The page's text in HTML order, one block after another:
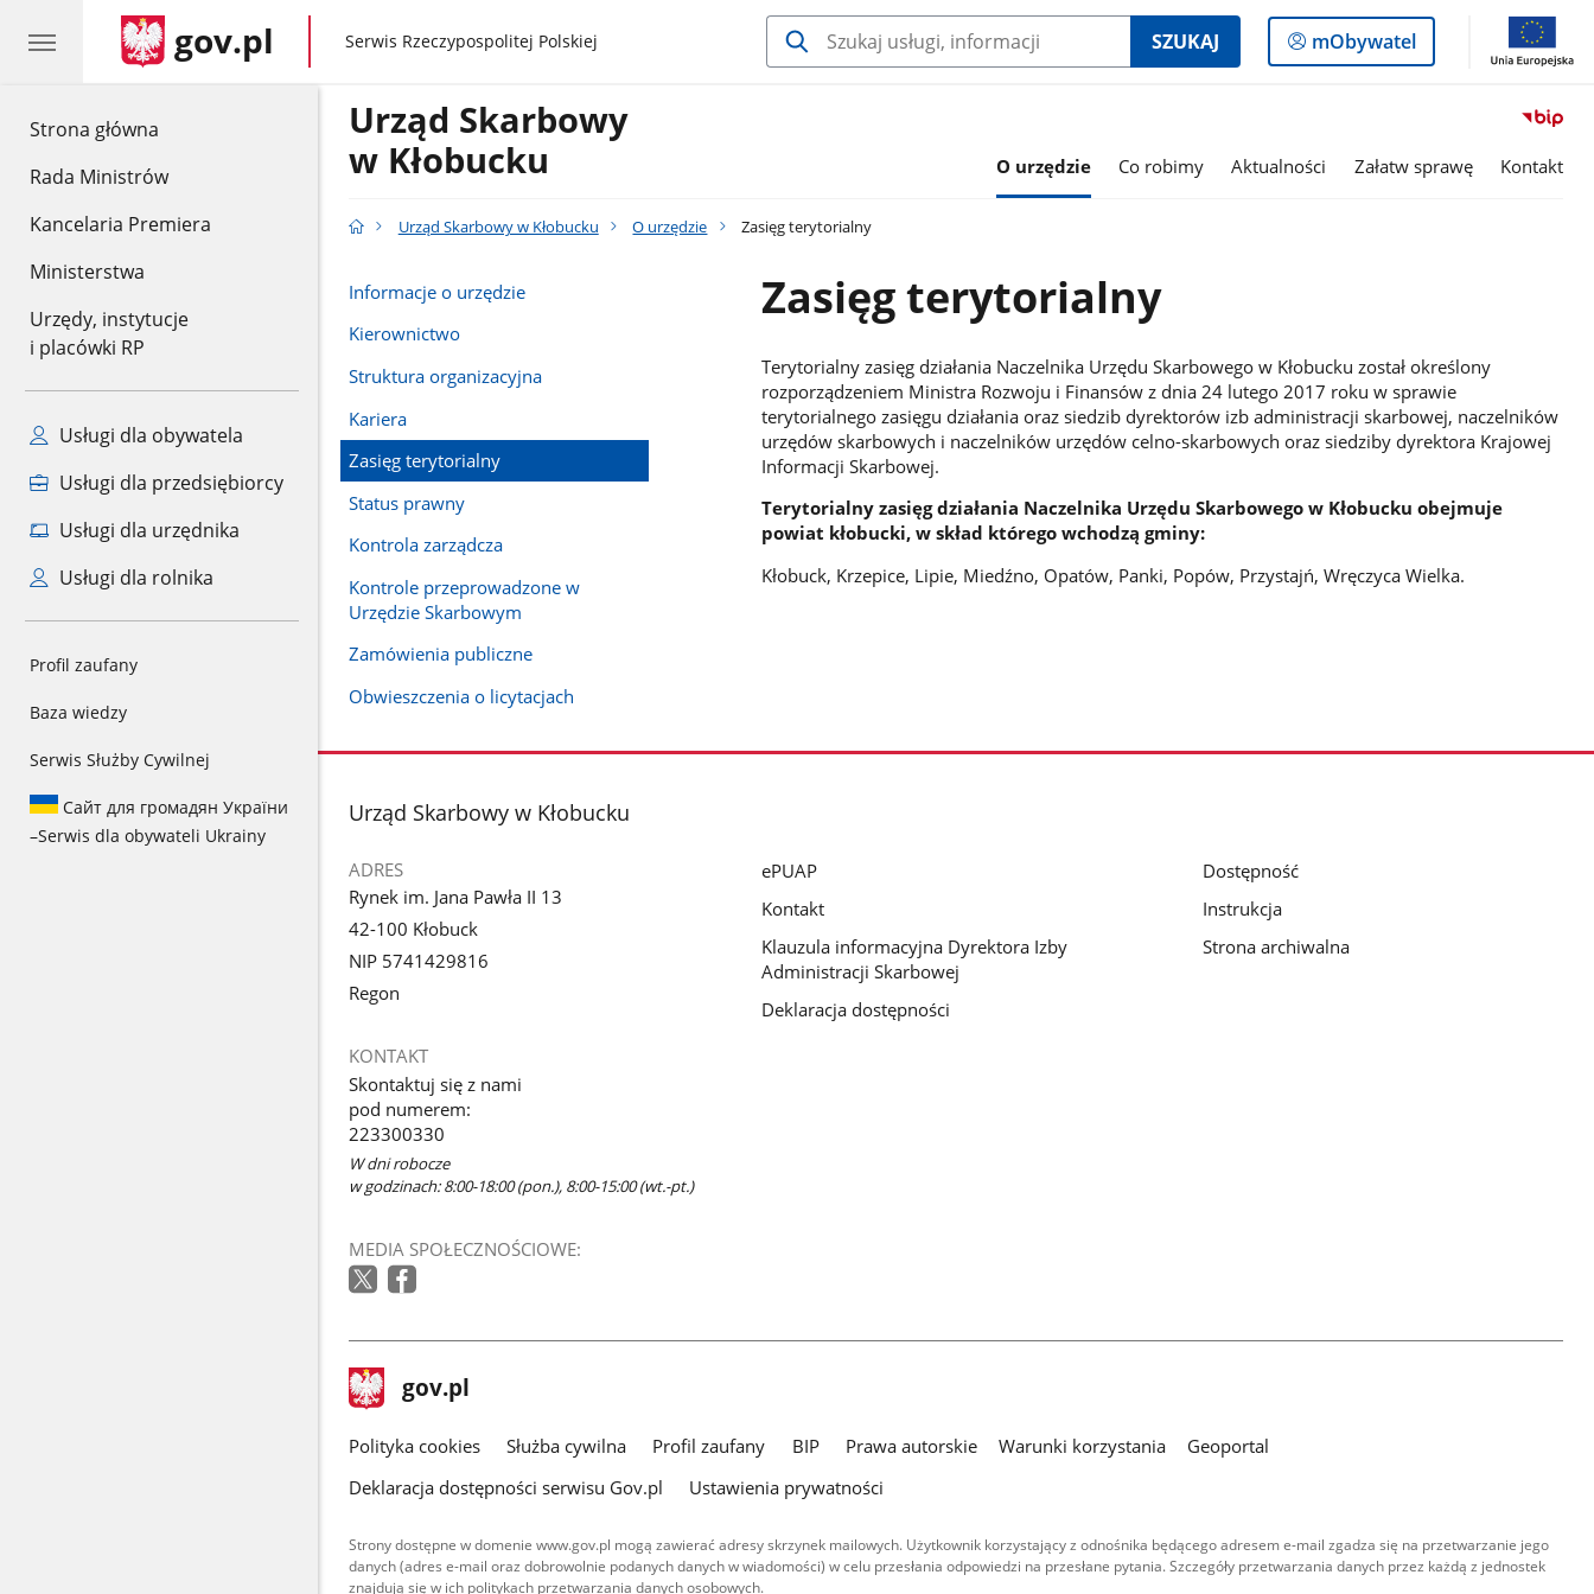
Strona główna
Rada Ministrów
Kancelaria Premiera
Ministerstwa
Urzędy, instytucje
i placówki RP
Usługi dla obywatela
Usługi dla przedsiębiorcy
Usługi dla urzędnika
Usługi dla rolnika
Profil zaufany
Baza wiedzy
Serwis Służby Cywilnej
Сайт для громадян України
–Serwis dla obywateli Ukrainy
gov.pl gov.pl
Serwis Rzeczypospolitej Polskiej SZUKAJ
Logowanie
do
mObywatel
Urząd Skarbowy
w Kłobucku
O urzędzie Co robimy Aktualności Załatw sprawę Kontakt
Urząd Skarbowy w Kłobucku O urzędzie Zasięg terytorialny
Informacje o urzędzie
Kierownictwo
Struktura organizacyjna
Kariera
Zasięg terytorialny
Status prawny
Kontrola zarządcza
Kontrole przeprowadzone w
Urzędzie Skarbowym
Zamówienia publiczne
Obwieszczenia o licytacjach
Zasięg terytorialny
Terytorialny zasięg działania Naczelnika Urzędu Skarbowego w Kłobucku został określony
rozporządzeniem Ministra Rozwoju i Finansów z dnia 24 lutego 2017 roku w sprawie
terytorialnego zasięgu działania oraz siedzib dyrektorów izb administracji skarbowej, naczelników
urzędów skarbowych i naczelników urzędów celno-skarbowych oraz siedziby dyrektora Krajowej
Informacji Skarbowej.
Terytorialny zasięg działania Naczelnika Urzędu Skarbowego w Kłobucku obejmuje
powiat kłobucki, w skład którego wchodzą gminy:
Kłobuck, Krzepice, Lipie, Miedźno, Opatów, Panki, Popów, Przystajń, Wręczyca Wielka.
stopka
Urząd Skarbowy w Kłobucku
ADRES
Rynek im. Jana Pawła II 13
42-100 Kłobuck
NIP 5741429816
Regon
KONTAKT
Skontaktuj się z nami
pod numerem:
223300330
W dni robocze
w godzinach: 8:00-18:00 (pon.), 8:00-15:00 (wt.-pt.)
MEDIA SPOŁECZNOŚCIOWE:
ePUAP
Kontakt
Klauzula informacyjna Dyrektora Izby
Administracji Skarbowej
Deklaracja dostępności
Dostępność
Instrukcja
Strona archiwalna
stopka
gov.pl Strona
gov.pl
gov.pl
Polityka cookies Służba cywilna Profil zaufany BIP Prawa autorskie Warunki korzystania
Geoportal
Deklaracja dostępności serwisu Gov.pl
Ustawienia prywatności
Strony dostępne w domenie www.gov.pl mogą zawierać adresy skrzynek mailowych. Użytkownik korzystający z odnośnika będącego adresem e-mail zgadza się na przetwarzanie jego
danych (adres e-mail oraz dobrowolnie podanych danych w wiadomości) w celu przesłania odpowiedzi na przesłane pytania. Szczegóły przetwarzania danych przez każdą z jednostek
znajdują się w ich politykach przetwarzania danych osobowych.